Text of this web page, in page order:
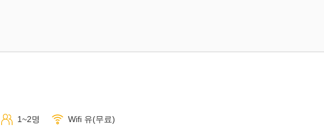
1~2명 Wifi 유(무료)